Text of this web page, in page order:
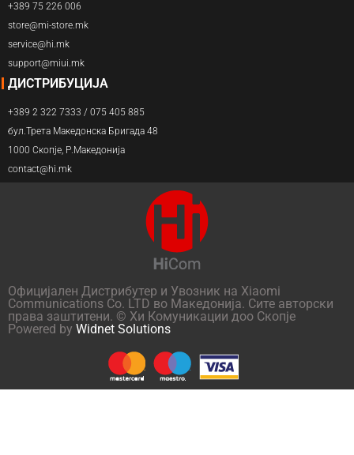
+389 75 226 006
store@mi-store.mk
service@hi.mk
support@miui.mk
ДИСТРИБУЦИЈА
+389 2 322 7333 / 075 405 885
бул.Трета Македонска Бригада 48
1000 Скопје, Р.Македонија
contact@hi.mk
Официјален Дистрибутер и Увозник на Xiaomi
Communications Co. LTD во Македонија. Сите авторски
права заштитени. © Хи Комуникации доо Скопје
Powered by Widnet Solutions